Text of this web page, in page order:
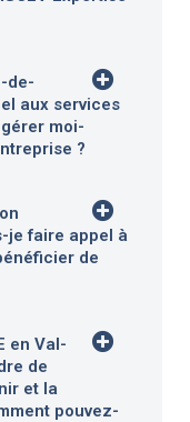
de-
aux services
moi-
?
je faire appel à
de
en Val-
de
et la
pouvez-